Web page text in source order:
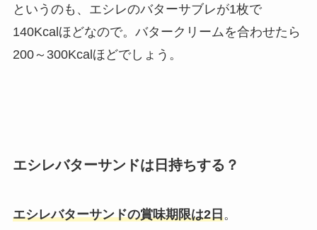
というのも、エシレのバターサブレが1枚で
140Kcalほどなので。バタークリームを合わせたら
200～300Kcalほどでしょう。
エシレバターサンドは日持ちする？
エシレバターサンドの賞味期限は2日。